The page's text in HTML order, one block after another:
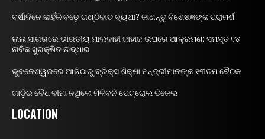
ବର୍ଷାଦିନେ କାହିଁକି ବଢ଼େ ଗଣ୍ଠିବାତ ବ୍ୟଥା? ଜାଣନ୍ତୁ ବିଶେଷଜ୍ଞଙ୍କ ପରାମର୍ଶ
ଲାଲ ସାଗରରେ ଭାରତୀୟ ମାଲବାହୀ ଜାହାଜ ଉପରେ ଆକ୍ରମଣ; ସମସ୍ତ ୧୪
ନାବିକ ସୁରକ୍ଷିତ ଉଦ୍ଧାର
ଭୁବନେଶ୍ୱରରେ ଆଜିଠାରୁ ବ୍ରିକ୍ସ ଶିକ୍ଷା ମନ୍ତ୍ରୀମାନଙ୍କ ୧୩ତମ ବୈଠକ
ଗାଡ଼ିର ବୈଧ ବୀମା ନଥିଲେ ମିଳିବନି ପେଟ୍ରୋଲ ଡିଜେଲ
LOCATION